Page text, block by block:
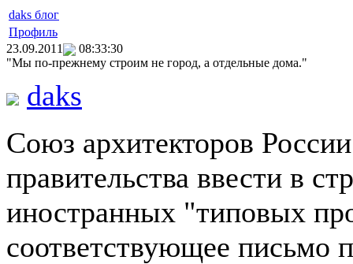
daks блог
Профиль
23.09.2011
08:33:30
"Мы по-прежнему строим не город, а отдельные дома."
daks
Союз архитекторов
правительства ввести в
иностранных "типовых
соответствующее письмо